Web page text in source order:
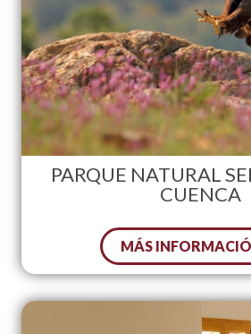
PARQUE NATURAL
CUENCA
MÁS